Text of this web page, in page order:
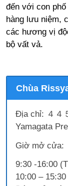
đến với con
hàng lưu niệm,
các hương vị
bộ vất vả.
Chùa
Địa chỉ: ４４
Yamagata
Giờ mở cửa:
9:30 -16:00
10:00 –